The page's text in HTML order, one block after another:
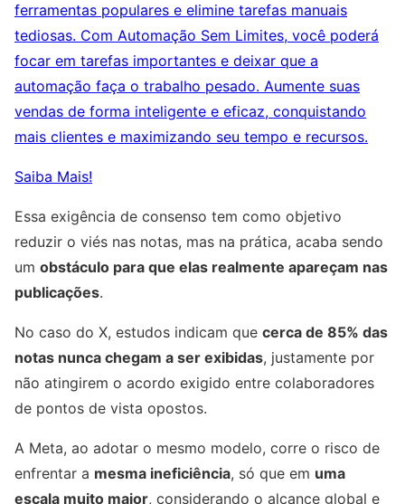
ferramentas populares e elimine tarefas manuais
tediosas. Com Automação Sem Limites, você poderá
focar em tarefas importantes e deixar que a
automação faça o trabalho pesado. Aumente suas
vendas de forma inteligente e eficaz, conquistando
mais clientes e maximizando seu tempo e recursos.
Saiba Mais!
Essa exigência de consenso tem como objetivo
reduzir o viés nas notas, mas na prática, acaba sendo
um obstáculo para que elas realmente apareçam nas
publicações.
No caso do X, estudos indicam que cerca de 85% das
notas nunca chegam a ser exibidas, justamente por
não atingirem o acordo exigido entre colaboradores
de pontos de vista opostos.
A Meta, ao adotar o mesmo modelo, corre o risco de
enfrentar a mesma ineficiência, só que em uma
escala muito maior, considerando o alcance global e